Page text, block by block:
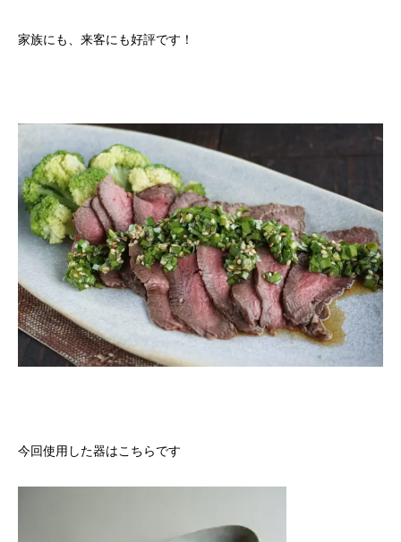
家族にも、来客にも好評です！
今回使用した器はこちらです